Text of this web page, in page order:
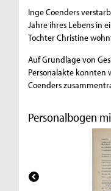
Inge Coenders
Jahre ihres Lebens in
Tochter Christine
Auf Grundlage von
Personalakte konnten
Coenders
Personalbogen